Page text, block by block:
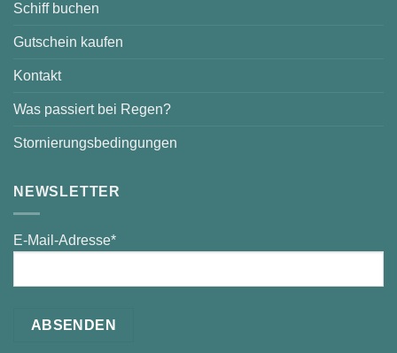
Schiff buchen
Gutschein kaufen
Kontakt
Was passiert bei Regen?
Stornierungsbedingungen
NEWSLETTER
E-Mail-Adresse*